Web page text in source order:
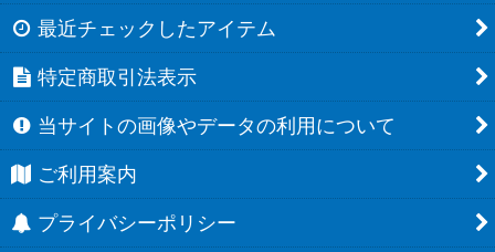
最近チェックしたアイテム
特定商取引法表示
当サイトの画像やデータの利用について
ご利用案内
プライバシーポリシー